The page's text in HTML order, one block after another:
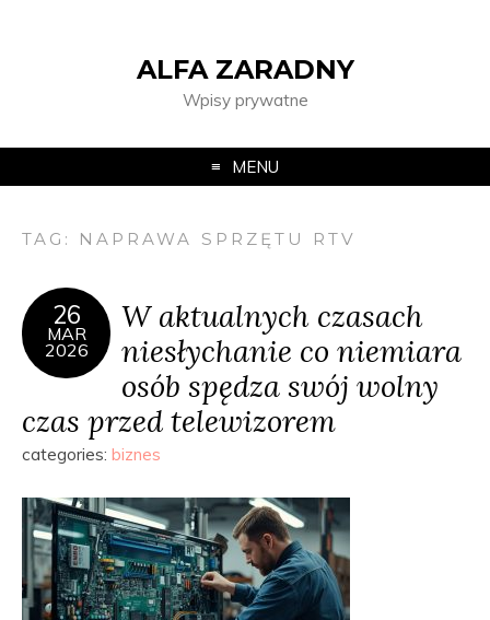
ALFA ZARADNY
Wpisy prywatne
MENU
TAG: NAPRAWA SPRZĘTU RTV
26
MAR
2026
W aktualnych czasach
niesłychanie co niemiara
osób spędza swój wolny
czas przed telewizorem
categories: biznes